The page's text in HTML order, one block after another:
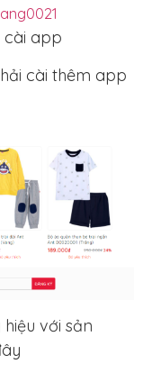
cài app
cài thêm app
với sản